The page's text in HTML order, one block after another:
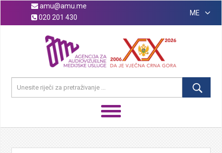
amu@amu.me
020 201 430
ME